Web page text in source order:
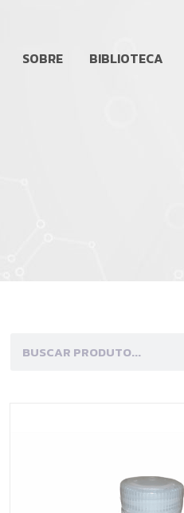
SOBRE BIBLIOTECA